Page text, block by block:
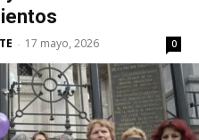
- 17 mayo, 2026 0